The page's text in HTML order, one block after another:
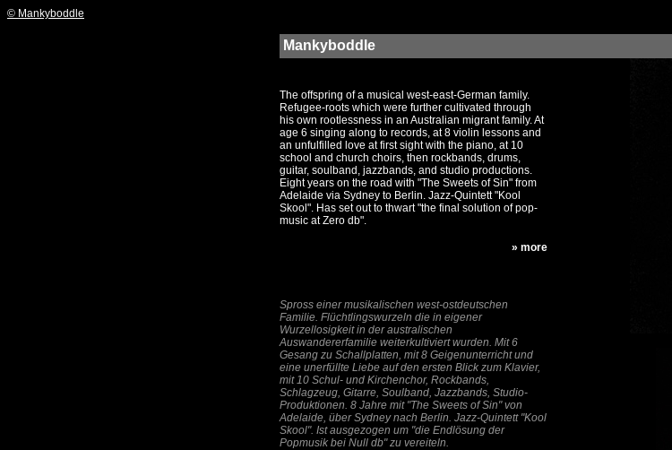
© Mankyboddle
Mankyboddle
The offspring of a musical west-east-German family.
Refugee-roots which were further cultivated through
his own rootlessness in an Australian migrant family. At
age 6 singing along to records, at 8 violin lessons and
an unfulfilled love at first sight with the piano, at 10
school and church choirs, then rockbands, drums,
guitar, soulband, jazzbands, and studio productions.
Eight years on the road with "The Sweets of Sin" from
Adelaide via Sydney to Berlin. Jazz-Quintett "Kool
Skool". Has set out to thwart "the final solution of pop-
music at Zero db".
» more
Spross einer musikalischen west-ostdeutschen
Familie. Flüchtlingswurzeln die in eigener
Wurzellosigkeit in der australischen
Auswandererfamilie weiterkultiviert wurden. Mit 6
Gesang zu Schallplatten, mit 8 Geigenunterricht und
eine unerfüllte Liebe auf den ersten Blick zum Klavier,
mit 10 Schul- und Kirchenchor, Rockbands,
Schlagzeug, Gitarre, Soulband, Jazzbands, Studio-
Produktionen. 8 Jahre mit "The Sweets of Sin" von
Adelaide, über Sydney nach Berlin. Jazz-Quintett "Kool
Skool". Ist ausgezogen um "die Endlösung der
Popmusik bei Null db" zu vereiteln.